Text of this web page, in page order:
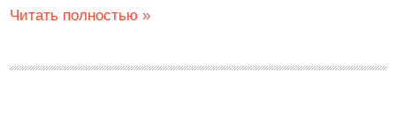
Читать полностью »